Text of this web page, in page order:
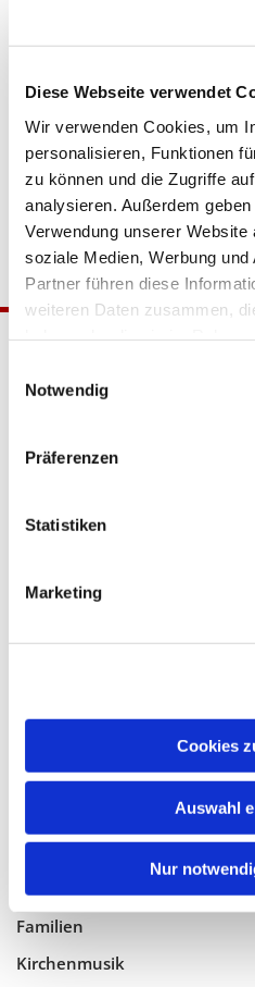
Diese Webseite verwendet
Wir verwenden Cookies, um
personalisieren, Funktionen
zu können und die Zugriffe
analysieren. Außerdem
Verwendung unserer
soziale Medien, Werbung
Partner führen diese
weiteren Daten zusammen,
Notwendig
Präferenzen
Statistiken
Marketing
Cookies
Auswahl
Nur
Pfarrei Hl. Johannes
Glaube
Bistumswallfahrt
Taufe, Kommunion & Trauung
Pfarreileben
Jugend
Familien
Kirchenmusik